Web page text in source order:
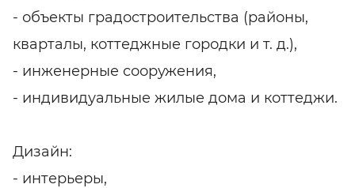
- объекты градостроительства (районы,
кварталы, коттеджные городки и т. д.),
- инженерные сооружения,
- индивидуальные жилые дома и коттеджи.
Дизайн:
- интерьеры,